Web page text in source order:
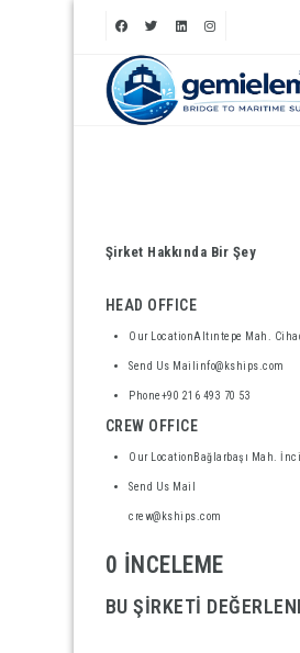
Şirket Hakkında Bir Şey
HEAD OFFICE
Our LocationAltıntepe Mah.
Send Us Mailinfo@kships.com
Phone+90 216 493 70 53
CREW OFFICE
Our LocationBağlarbaşı Mah.
Send Us Mail
crew@kships.com
0 İNCELEME
BU ŞIRKETI